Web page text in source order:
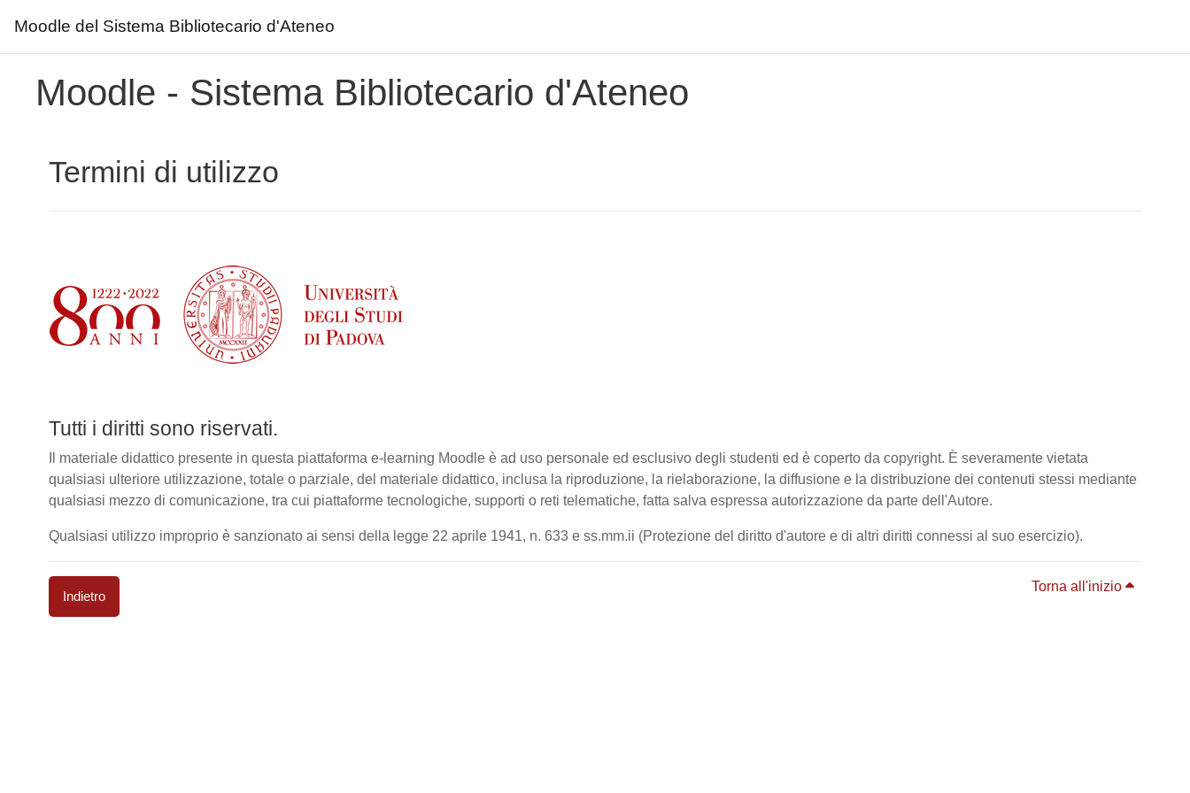
Moodle del Sistema Bibliotecario d'Ateneo
Moodle - Sistema Bibliotecario d'Ateneo
Termini di utilizzo
Tutti i diritti sono riservati.
Il materiale didattico presente in questa piattaforma e-learning Moodle è ad uso personale ed esclusivo degli studenti ed è coperto da copyright. È severamente vietata
qualsiasi ulteriore utilizzazione, totale o parziale, del materiale didattico, inclusa la riproduzione, la rielaborazione, la diffusione e la distribuzione dei contenuti stessi mediante
qualsiasi mezzo di comunicazione, tra cui piattaforme tecnologiche, supporti o reti telematiche, fatta salva espressa autorizzazione da parte dell'Autore.
Qualsiasi utilizzo improprio è sanzionato ai sensi della legge 22 aprile 1941, n. 633 e ss.mm.ii (Protezione del diritto d'autore e di altri diritti connessi al suo esercizio).
Indietro
Torna all'inizio